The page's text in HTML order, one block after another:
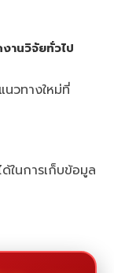
านวิจัยทั่วไป
วทางใหม่ที่
ในการเก็บข้อมูล